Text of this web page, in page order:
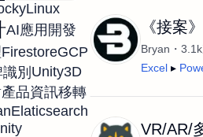
AI應用開發
FirestoreGCP
別 Unity3D
產品資訊移轉
Elaticsearch
文案撰寫翻譯虛擬
DM傳單海報平面設
插畫設計
APP
《接案
Bryan
Excel
VR/AR/